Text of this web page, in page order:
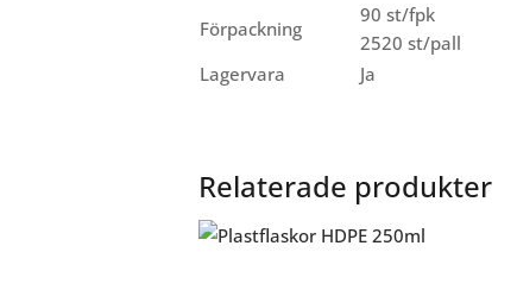
Förpackning
90 st/fpk
2520 st/pall
Lagervara
Ja
Relaterade produkter